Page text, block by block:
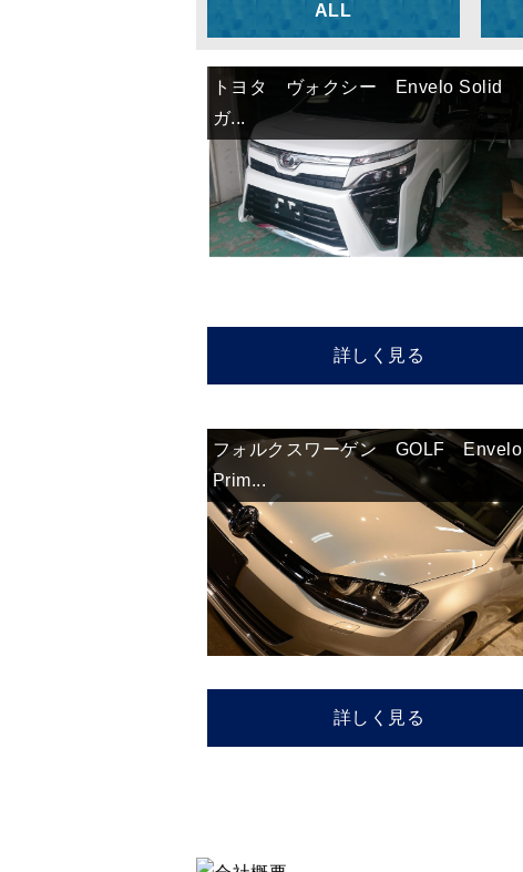
ALL
トヨタ ヴォクシー Envelo Solid
ガ...
詳しく見る
フォルクスワーゲン GOLF Envelo
Prim...
詳しく見る